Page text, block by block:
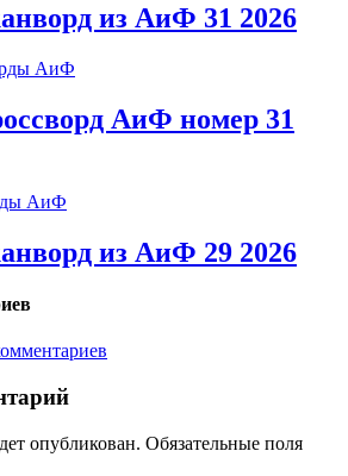
из АиФ 31 2026
АиФ номер 31
из АиФ 29 2026
опубликован. Обязательные поля